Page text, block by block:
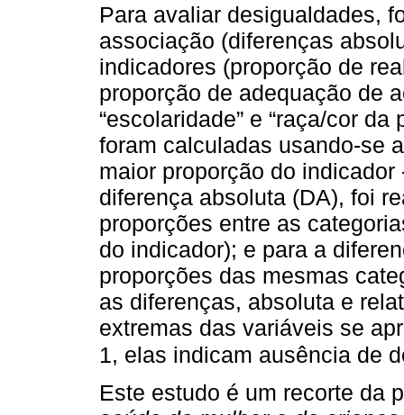
Para avaliar desigualdades,
associação (diferenças
indicadores (proporção de
proporção de adequação de
“escolaridade” e “raça/cor
foram calculadas usando-se
maior proporção do
diferença absoluta (DA), foi
proporções entre as
do indicador); e para a
proporções das mesmas
as diferenças, absoluta e
extremas das variáveis se
1, elas indicam ausência de
Este estudo é um recorte da